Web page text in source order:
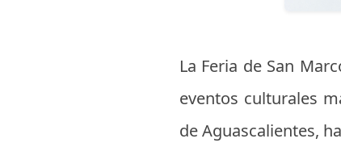
La Feria de San
eventos culturales
de Aguascalientes,